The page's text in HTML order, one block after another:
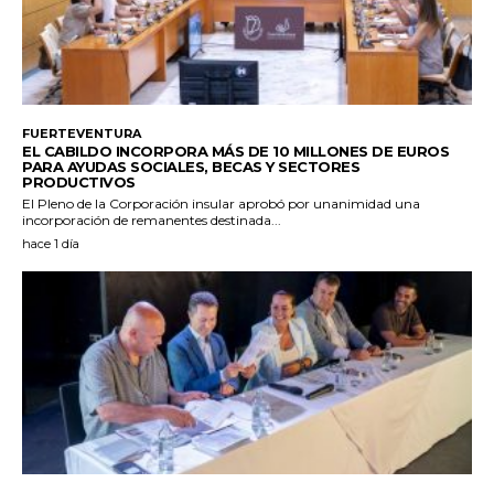
FUERTEVENTURA
EL CABILDO INCORPORA MÁS DE 10 MILLONES DE EUROS
PARA AYUDAS SOCIALES, BECAS Y SECTORES
PRODUCTIVOS
El Pleno de la Corporación insular aprobó por unanimidad una
incorporación de remanentes destinada...
hace 1 día